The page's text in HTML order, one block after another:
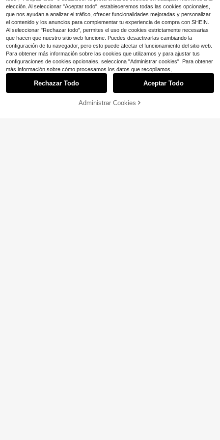
e bodas y cumpleaños!
5
A15/A32/A33/A24/A52S/S20/S21/
S22/S23/S24/S23Plus/S24ultra/S2
5/A15/A33/A23, regalo de primaver
¡11% DE DESCUENTO! AÑADIR A LA BOLSA
elección. Al seleccionar "Aceptar todo", estableceremos todas las cookies opcionales,
que nos ayudan a analizar el tráfico, ofrecer funcionalidades mejoradas y personalizar
el contenido y los anuncios para complementar tu experiencia de compra con SHEIN.
Al seleccionar "Rechazar todo", permites el uso de cookies estrictamente necesarias
que hacen que nuestro sitio web funcione. Puedes desactivarlas cambiando la
configuración de tu navegador, pero esto puede afectar el funcionamiento del sitio web.
Para obtener más información sobre las cookies que utilizamos y para ajustar tus
configuraciones de cookies opcionales, selecciona "Administrar cookies". Para obtener
más información sobre cómo procesamos los datos que recopilamos,
Rechazar Todo Aceptar Todo
Administrar Cookies